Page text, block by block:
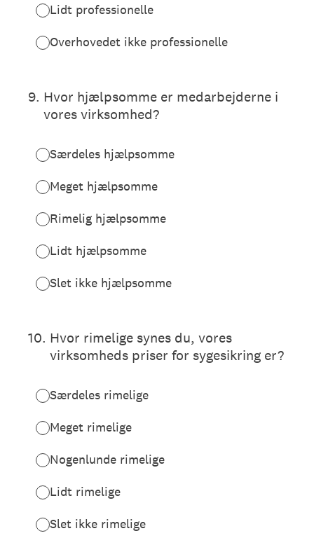
Lidt professionelle
Overhovedet ikke professionelle
9. Hvor hjælpsomme er medarbejderne i
vores virksomhed?
Særdeles hjælpsomme
Meget hjælpsomme
Rimelig hjælpsomme
Lidt hjælpsomme
Slet ikke hjælpsomme
10. Hvor rimelige synes du, vores
virksomheds priser for sygesikring er?
Særdeles rimelige
Meget rimelige
Nogenlunde rimelige
Lidt rimelige
Slet ikke rimelige